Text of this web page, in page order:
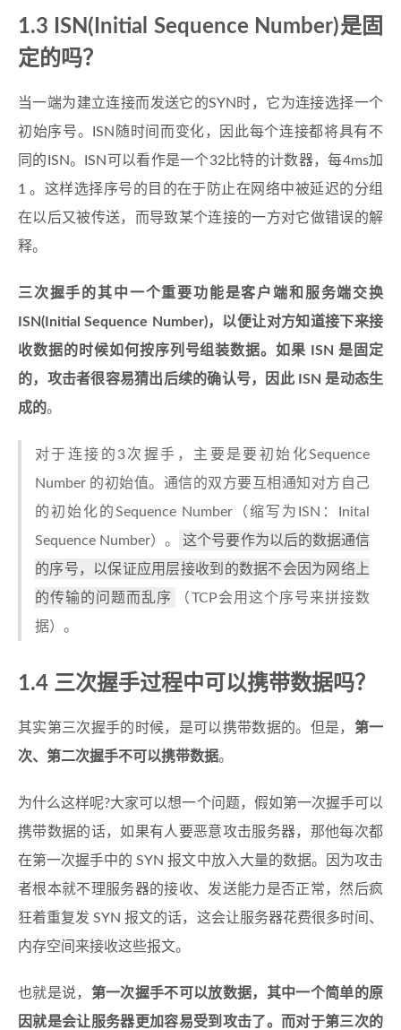
1.3 ISN(Initial Sequence Number)是固
定的吗？
当一端为建立连接而发送它的SYN时，它为连接选择一个
初始序号。ISN随时间而变化，因此每个连接都将具有不
同的ISN。ISN可以看作是一个32比特的计数器，每4ms加
1 。这样选择序号的目的在于防止在网络中被延迟的分组
在以后又被传送，而导致某个连接的一方对它做错误的解
释。
三次握手的其中一个重要功能是客户端和服务端交换
ISN(Initial Sequence Number)，以便让对方知道接下来接
收数据的时候如何按序列号组装数据。如果 ISN 是固定
的，攻击者很容易猜出后续的确认号，因此 ISN 是动态生
成的。
对于连接的3次握手，主要是要初始化Sequence
Number 的初始值。通信的双方要互相通知对方自己
的初始化的Sequence Number（缩写为ISN：Inital
Sequence Number）。
这个号要作为以后的数据通信
的序号，以保证应用层接收到的数据不会因为网络上
的传输的问题而乱序
（TCP会用这个序号来拼接数
据）。
1.4 三次握手过程中可以携带数据吗？
其实第三次握手的时候，是可以携带数据的。但是， 第一
次、第二次握手不可以携带数据。
为什么这样呢?大家可以想一个问题，假如第一次握手可以
携带数据的话，如果有人要恶意攻击服务器，那他每次都
在第一次握手中的 SYN 报文中放入大量的数据。因为攻击
者根本就不理服务器的接收、发送能力是否正常，然后疯
狂着重复发 SYN 报文的话，这会让服务器花费很多时间、
内存空间来接收这些报文。
也就是说， 第一次握手不可以放数据，其中一个简单的原
因就是会让服务器更加容易受到攻击了。而对于第三次的